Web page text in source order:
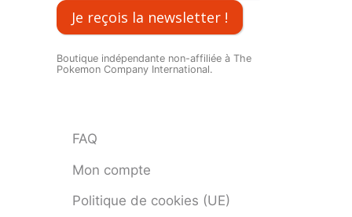
Je reçois la newsletter !
Boutique indépendante non-affiliée à The
Pokemon Company International.
FAQ
Mon compte
Politique de cookies (UE)